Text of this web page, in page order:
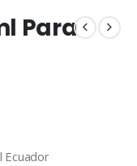
Para
Ecuador